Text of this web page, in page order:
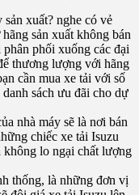
xuất? nghe có vẻ
sản xuất không bán
phối xuống các đại
thương lượng với hãng
cần mua xe tải với số
sách ưu đãi cho dự
nhà máy sẽ là nơi bán
chiếc xe tải Isuzu
không lo ngại chất lượng
thống, là những đơn vị